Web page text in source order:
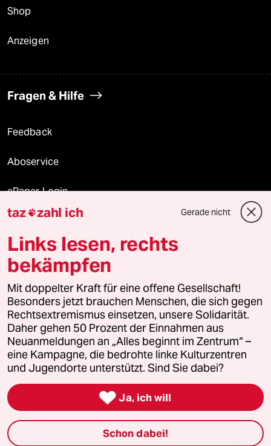
Shop
Anzeigen
Fragen & Hilfe
Feedback
Aboservice
ePaper Login
Downloads für Abonnierende
© 2026 taz Verlags und Vertriebs GmbH
Alle Rechte vorbehalten. Bei rechtlichen Fragen oder für Genehmigungen
wenden Sie sich bitte an lizenzen@taz.de
Feedback Redaktionsstatut Kommune-Richtlinien
Leitlinie Informant Datenschutz Impressum AGB
Seitenwende Einwilligungen widerrufen (Ads)
taz zahl ich Gerade nicht
Links lesen, rechts
bekämpfen
Mit doppelter Kraft für eine offene Gesellschaft!
Besonders jetzt brauchen Menschen, die sich gegen
Rechtsextremismus einsetzen, unsere Solidarität.
Daher gehen 50 Prozent der Einnahmen aus
Neuanmeldungen an „Alles beginnt im Zentrum“ –
eine Kampagne, die bedrohte linke Kulturzentren
und Jugendorte unterstützt. Sind Sie dabei?
 Ja, ich will
Schon dabei!